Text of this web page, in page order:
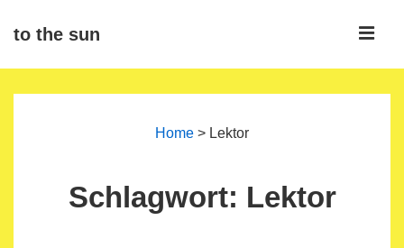
Zumto the sun
Home > Lektor
Schlagwort: Lektor